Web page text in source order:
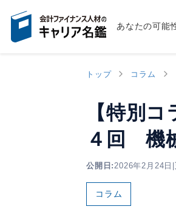
あなたの可能
トップ コラム
【特別
４回 機
公開日: 2026年2月24日 |
コラム